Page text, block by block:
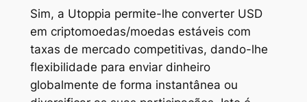
Sim, a Utoppia permite-lhe converter USD
em criptomoedas/moedas estáveis com
taxas de mercado competitivas, dando-lhe
flexibilidade para enviar dinheiro
globalmente de forma instantânea ou